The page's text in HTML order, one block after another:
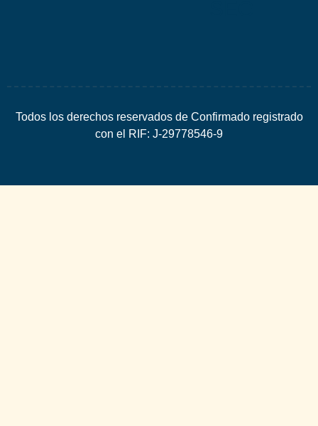
Todos los derechos reservados de Confirmado registrado
con el RIF: J-29778546-9